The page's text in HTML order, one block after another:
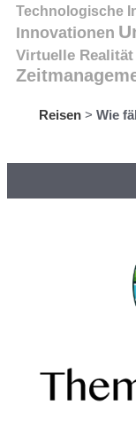
Technologische
Innovationen
Virtuelle Realität
Reisen > Wie